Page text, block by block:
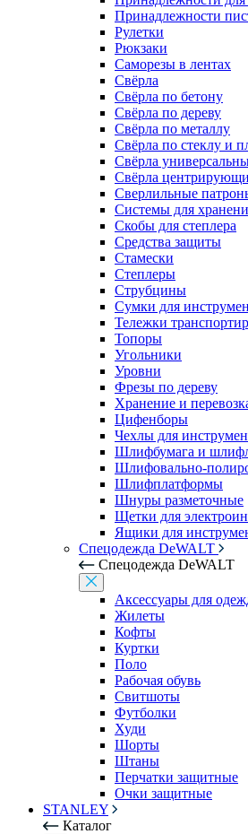
Принадлежности
Рулетки
Рюкзаки
Саморезы в лентах
Свёрла
Свёрла по бетону
Свёрла по дереву
Свёрла по металлу
Свёрла по стеклу и
Свёрла
Свёрла
Сверлильные
Системы для
Скобы для степлера
Средства защиты
Стамески
Степлеры
Струбцины
Сумки для
Тележки
Топоры
Угольники
Уровни
Фрезы по дереву
Хранение и
Цифенборы
Чехлы для
Шлифбумага и
Шлифовально-
Шлифплатформы
Шнуры разметочные
Щетки для
Ящики для
Спецодежда DeWALT
Спецодежда DeWALT
Аксессуары для
Жилеты
Кофты
Куртки
Поло
Рабочая обувь
Свитшоты
Футболки
Худи
Шорты
Штаны
Перчатки защитные
Очки защитные
STANLEY
Каталог